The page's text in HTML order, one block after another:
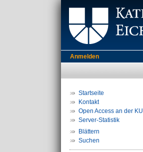
Anmelden
Startseite
Kontakt
Open Access an der KU
Server-Statistik
Blättern
Suchen